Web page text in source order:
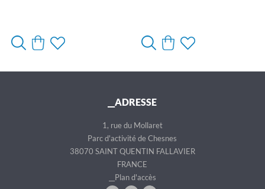
__ADRESSE
1, rue du Mollaret
Parc d'activité de Chesnes
38070 SAINT QUENTIN FALLAVIER
FRANCE
__Plan d'accès